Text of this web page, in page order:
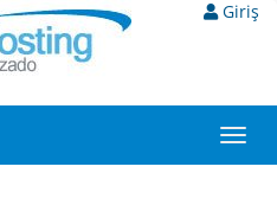
Giriş